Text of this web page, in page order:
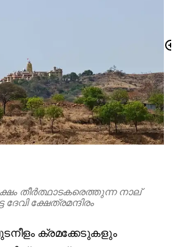
തീർത്ഥാടകരെത്തുന്ന നാല്
ക്ഷേത്രമന്ദിരം
ക്രമക്കേടുകളും